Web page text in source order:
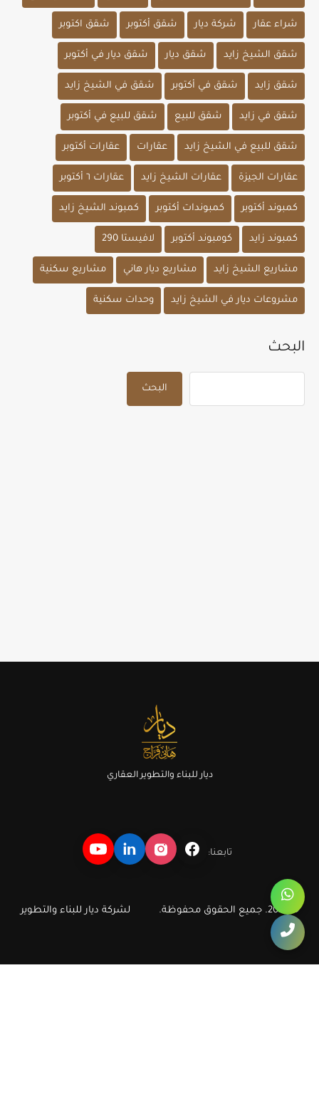
شراء عقار شركة ديار شقق أكتوبر شقق اكتوبر
شقق الشيخ زايد شقق ديار شقق ديار في أكتوبر
شقق زايد شقق في أكتوبر شقق في الشيخ زايد
شقق في زايد شقق للبيع شقق للبيع في أكتوبر
شقق للبيع في الشيخ زايد عقارات عقارات أكتوبر
عقارات الجيزة عقارات الشيخ زايد عقارات ٦ أكتوبر
كمبوند أكتوبر كمبوندات أكتوبر كمبوند الشيخ زايد
كمبوند زايد كومبوند أكتوبر لافيستا 290
مشاريع الشيخ زايد مشاريع ديار هاني مشاريع سكنية
مشروعات ديار في الشيخ زايد وحدات سكنية
البحث
البحث
ديار للبناء والتطوير العقاري
تابعنا:
© 2026. جميع الحقوق محفوظة. لشركة ديار للبناء والتطوير